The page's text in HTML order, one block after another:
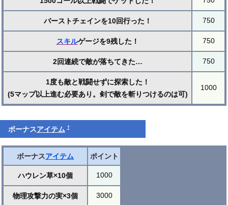
バーストチェインを10回行った！ 750
スキルゲージを9残した！ 750
2回連続で敵が落ちてきた… 750
1度も敵と戦闘せずに探索した！
(5マップ以上進む必要あり。剣で敵を斬りつけるのは可)
1000
ボーナスアイテム †
ボーナスアイテム ポイント
ハウレン草×10個 1000
物理攻撃力の実×3個 3000